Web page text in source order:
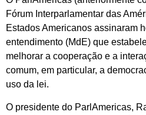
Fórum Interparlamentar das
Estados Americanos assinaram
entendimento (MdE) que
melhorar a cooperação e a
comum, em particular, a
uso da lei.
O presidente do ParlAmericas,